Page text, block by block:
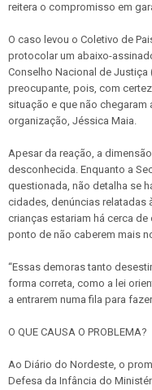
reitera o compromisso em
O caso levou o Coletivo de
protocolar um abaixo-
Conselho Nacional de Justiça
preocupante, pois, com
situação e que não chegaram
organização, Jéssica Maia.
Apesar da reação, a
desconhecida. Enquanto a
questionada, não detalha se
cidades, denúncias relatadas
crianças estariam há cerca
ponto de não caberem mais
“Essas demoras tanto
forma correta, como a lei
a entrarem numa fila para
O QUE CAUSA O PROBLEMA?
Ao Diário do Nordeste, o
Defesa da Infância do